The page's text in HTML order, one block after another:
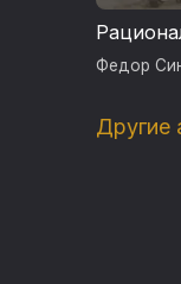
Федор
Другие